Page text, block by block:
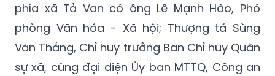
phía xã Tả Van có ông Lê Mạnh Hào, Phó
phòng Văn hóa - Xã hội; Thượng tá Sùng
Văn Thắng, Chỉ huy trưởng Ban Chỉ huy Quân
sự xã, cùng đại diện Ủy ban MTTQ, Công an